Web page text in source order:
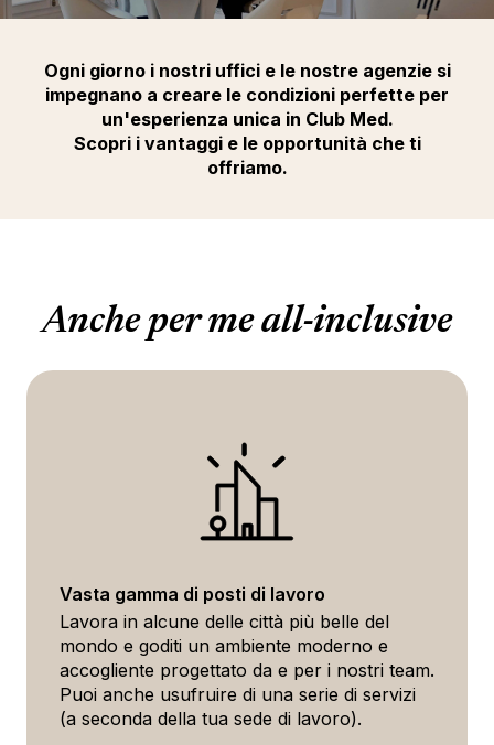
Ogni giorno i nostri uffici e le nostre agenzie si
impegnano a creare le condizioni perfette per
un'esperienza unica in Club Med.
Scopri i vantaggi e le opportunità che ti
offriamo.
Anche per me all-inclusive
Vasta gamma di posti di lavoro
Lavora in alcune delle città più belle del
mondo e goditi un ambiente moderno e
accogliente progettato da e per i nostri team.
Puoi anche usufruire di una serie di servizi
(a seconda della tua sede di lavoro).